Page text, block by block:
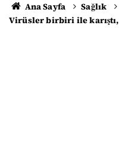
Ana Sayfa Sağlık
Virüsler birbiri ile